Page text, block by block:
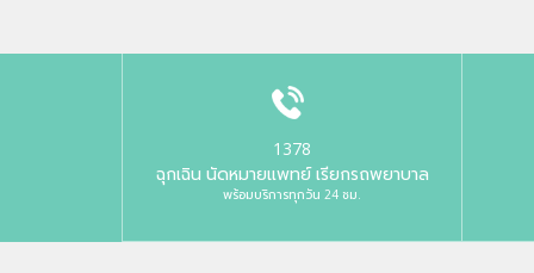
1378
ฉุกเฉิน นัดหมายแพทย์ เรียกรถพยาบาล
พร้อมบริการทุกวัน 24 ชม.